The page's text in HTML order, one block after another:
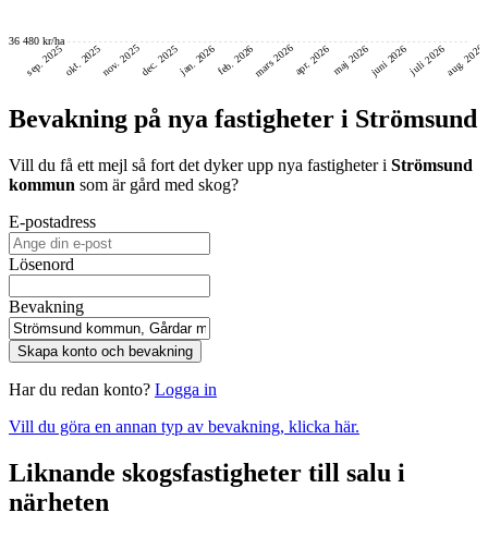
36 480 kr/ha
sep. 2025okt. 2025nov. 2025dec. 2025jan. 2026feb. 2026mars 2026apr. 2026maj 2026juni 2026juli 2026aug. 2026
Bevakning på nya fastigheter i Strömsund
Vill du få ett mejl så fort det dyker upp nya fastigheter i Strömsund
kommun som är gård med skog?
E-postadress
Lösenord
Bevakning
Skapa konto och bevakning
Har du redan konto? Logga in
Vill du göra en annan typ av bevakning, klicka här.
Liknande skogsfastigheter till salu i
närheten